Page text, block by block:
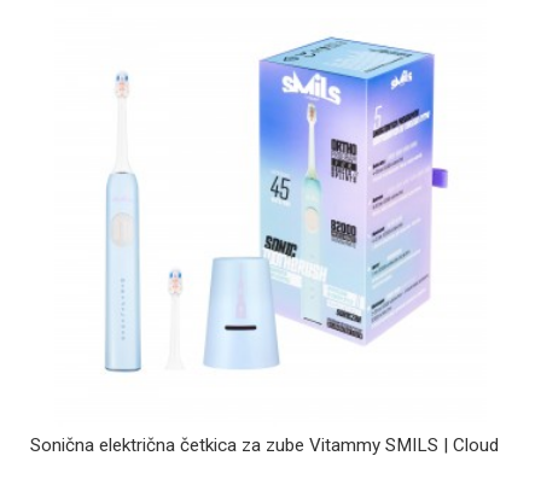
Sonična električna četkica za zube Vitammy SMILS | Cloud